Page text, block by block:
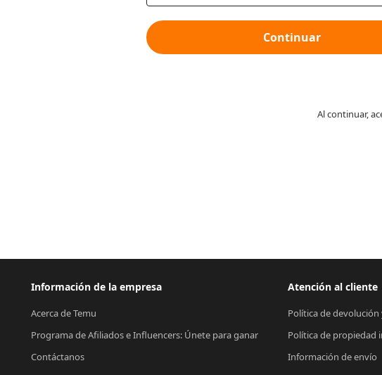
Continuar
Al continuar,
Información de la empresa
Acerca de Temu
Programa de Afiliados e Influencers: Únete para ganar
Contáctanos
Atención al cliente
Política de
Política de propiedad
Información de envío